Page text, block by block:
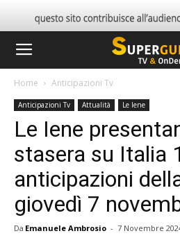
Home Anticipazioni Tv
Anticipazioni Tv Attualità Le Iene
Le Iene
stasera su Italia
anticipazioni
giovedì 7
Da Emanuele Ambrosio - 7 Novembre